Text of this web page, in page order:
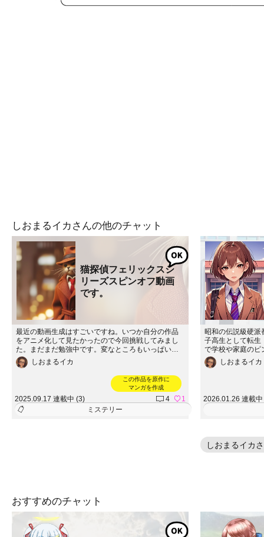
しおまるイカさんの他のチャット
猫探偵フェリックスシ
リーズスピンオフ動画
です。
最近の動画生成はすごいですね。いつか自分の作品
をアニメ化して見たかったので今回挑戦してみまし
た。まだまだ勉強中です。変なところもいっぱいあ
るけど試行錯誤で作ってみましたので。ぜひご覧く
ださい。使ったのはGooglestudioのveoです。
しおまるイカ
この作品を原作に
マンガを作成
2025.09.17 連載中 (3) 4
1
ミステリー
昭和の伝説級硬派
子高生として転生
で学校や家庭のピ
カーン…!? SNSい
殴り込み!? 笑い
しおまるイカ
2026.01.26 連載
しおまるイカ
おすすめのチャット